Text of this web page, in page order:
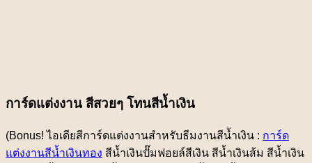
การ์ดแต่งงาน สีสวยๆ โทนสีน้ำเงิน
(Bonus! ไอเดียสีการ์ดแต่งงานสำหรับธีมงานสีน้ำเงิน : การ์ด
แต่งงานสีน้ำเงินทอง สีน้ำเงินปั๊มฟอยล์สีเงิน สีน้ำเงินส้ม สีน้ำเงิน